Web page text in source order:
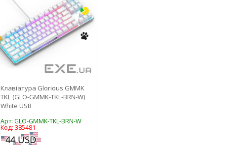
Клавіатура Glorious GMMK
TKL (GLO-GMMK-TKL-BRN-W)
White USB
Арт: GLO-GMMK-TKL-BRN-W
Код: 385481